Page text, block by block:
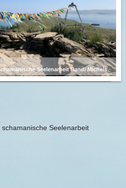
Seelenarbeit Randi Michels
Seelenarbeit